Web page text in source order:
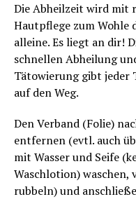
Die Abheilzeit wird mit
Hautpflege zum
alleine. Es liegt an dir!
schnellen Abheilung
Tätowierung gibt jeder
auf den Weg.
Den Verband (Folie)
entfernen (evtl. auch
mit Wasser und Seife
Waschlotion)
rubbeln) und